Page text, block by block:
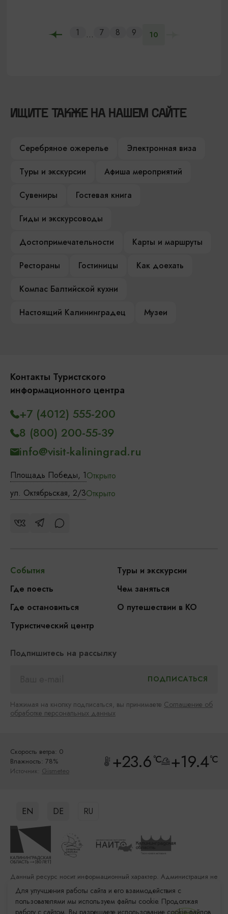
1 ... 7 8 9 10
ИЩИТЕ ТАКЖЕ НА НАШЕМ САЙТЕ
Серебряное ожерелье
Электронная виза
Туры и экскурсии
Афиша мероприятий
Сувениры
Гостевая книга
Гиды и экскурсоводы
Достопримечательности
Карты и маршруты
Рестораны
Гостиницы
Как доехать
Компас Балтийской кухни
Настоящий Калининградец
Музеи
Контакты Туристского
информационного центра
Площадь Победы, 1Открыто
ул. Октябрьская, 2/3Открыто
+7 (4012) 555-200
8 (800) 200-55-39
info@visit-kaliningrad.ru
События
Туры и экскурсии
Где поесть
Чем заняться
Где остановиться
О путешествии в КО
Туристический центр
Подпишитесь на рассылку
Нажимая на кнопку подписаться, вы принимаете Соглашение об
обработке персональных данных
Скорость ветра: 0
Влажность: 78%
Источник: Gismeteo +23.6°C +19.4°C
EN DE RU
Данный ресурс носит информационный характер. Администрация не
несет ответственности за качество услуг, предоставленных
сторонними организациями
Для улучшения работы сайта и его взаимодействия с
пользователями мы используем файлы cookie. Продолжая
работу с сайтом, Вы разрешаете использование cookie-файлов.